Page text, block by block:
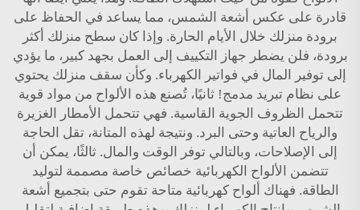
قادرة على عكس أشعة الشمس، مما يساعد في الحفاظ على
برودة منزلك خلال الأيام الحارة. وإذا كان سطح منزلك أكثر
برودة، فلن يضطر جهاز التكييف إلى العمل بجهد كبير، ما يؤدي
إلى توفير المال في فواتير الكهرباء. وكأن سقف منزلك يحتوي
على نظام تبريد مدمج! ثانيًا، تُصنع هذه الألواح من مواد قوية
تتحمل الظروف الجوية القاسية. فهي تتحمل الأمطار الغزيرة
والرياح العاتية وحتى البرد. ونتيجة لهذه المتانة، تقل الحاجة
إلى الإصلاحات، وبالتالي توفر الوقت والمال. ثالثًا، يمكن أن
تتضمن الألواح الكهربائية خصائص خاصة مصممة لتوليد
الطاقة. فهناك ألواح كهربائية متاحة تقوم حتى بتجميع أشعة